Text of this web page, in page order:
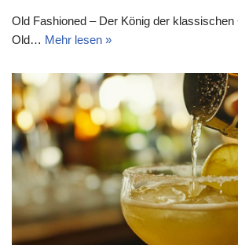
Old Fashioned – Der König der
Old… Mehr lesen »